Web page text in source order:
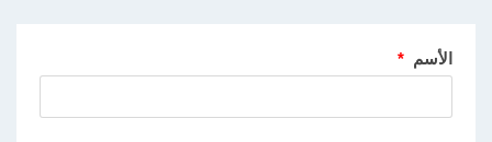
الأسم *